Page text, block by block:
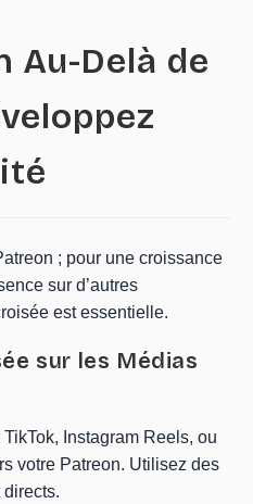
Au-Delà de
; pour une croissance
sur d’autres
est essentielle.
sur les Médias
Instagram Reels, ou
votre Patreon. Utilisez des
directs.